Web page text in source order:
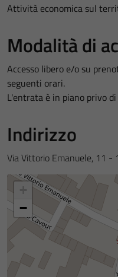
Attività economica sul
Modalità di
Accesso libero e/o su
seguenti orari.
L'entrata è in piano privo
Indirizzo
Via Vittorio Emanuele, 11 -
−